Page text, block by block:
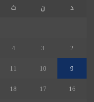
د
ن ث
2
3
4
9
10
11
16
17
18